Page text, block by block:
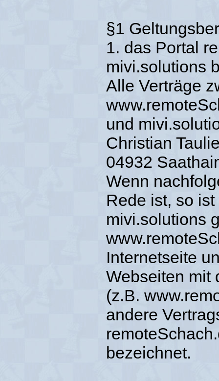
§1
1. das Portal
mivi.solutions
Alle Verträge
und
Christian
04932
Wenn
Rede ist, so
mivi.solutions
Internetseite
Webseiten mit
(z.B.
andere
bezeichnet.